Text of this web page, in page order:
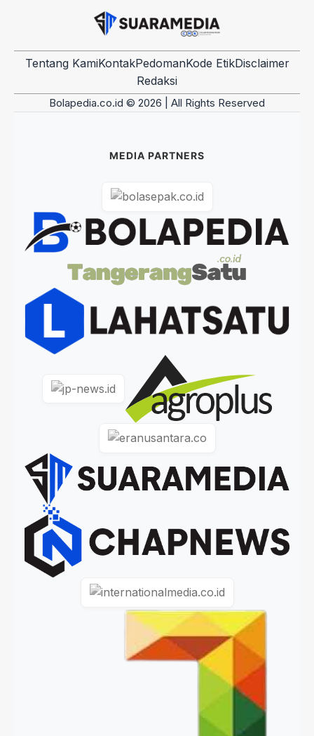
Tentang KamiKontakPedomanKode EtikDisclaimer
Redaksi
Bolapedia.co.id © 2026 | All Rights Reserved
MEDIA PARTNERS